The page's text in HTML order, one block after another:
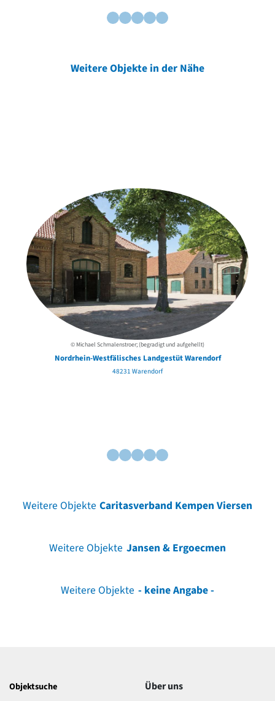
Weitere Objekte in der Nähe
© Michael Schmalenstroer; (begradigt und aufgehellt)
Nordrhein-Westfälisches Landgestüt Warendorf
48231 Warendorf
Weitere Objekte Caritasverband Kempen Viersen
Weitere Objekte Jansen & Ergoecmen
Weitere Objekte - keine Angabe -
Objektsuche
Über uns